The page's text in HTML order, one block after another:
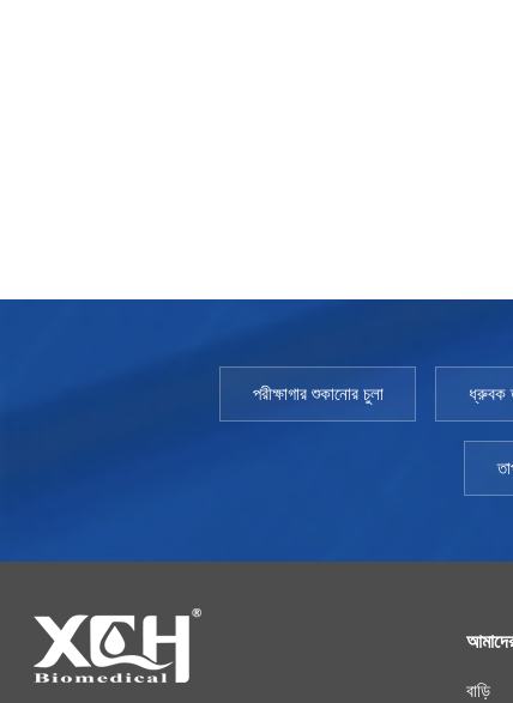
বৈশিষ্ট্য নির্ধারণ করবে। এটা সামর্থ্যের বাইরে। উদাহরণস্বরূপ, অত্যন্ত
পর্যবেক্ষণ এবং পরীক্ষা সক্ষম করতে সজ্জিত। Thchamber পরীক্ষার
পরীক্ষা চেম্বার নির্মাতাদের সাথে আপনি যতটা চান পরীক্ষা করতে পারেন।
পরীক্ষাগার শুকানোর চুলা ধ্রুবক
বাড়ি